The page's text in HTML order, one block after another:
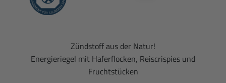
Zündstoff aus der Natur!
Energieriegel mit Haferflocken, Reiscrispies und
Fruchtstücken